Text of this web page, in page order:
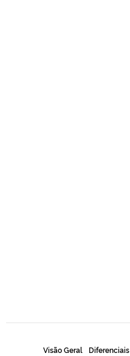
Visão Geral Diferenciais